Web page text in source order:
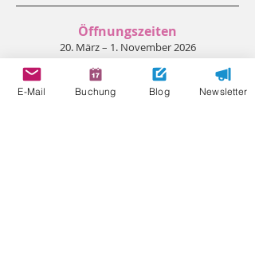
Öffnungszeiten
20. März – 1. November 2026
Zum Saisonkalender >
Bewertungen
E-Mail Buchung Blog Newsletter